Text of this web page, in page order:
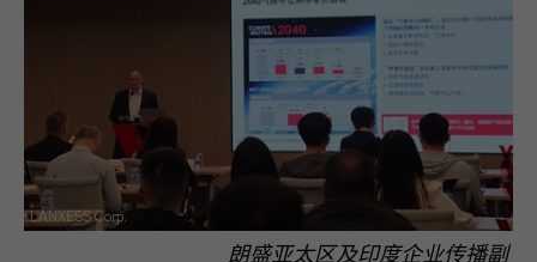
LANXESS Corp.
朗盛亚太区及印度企业传播副